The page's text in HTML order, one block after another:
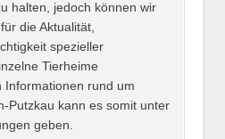
halten, jedoch können wir
die Aktualität,
spezieller
Tierheime
Informationen rund um
Putzkau kann es somit unter
geben.